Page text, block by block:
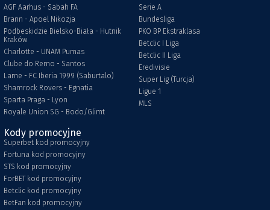
AGF Aarhus - Sabah FA
Brann - Apoel Nikozja
Podbeskidzie Bielsko-Biała - Hutnik
Kraków
Charlotte - UNAM Pumas
Clube do Remo - Santos
Larne - FC Iberia 1999 (Saburtalo)
Shamrock Rovers - Egnatia
Sparta Praga - Lyon
Royale Union SG - Bodo/Glimt
Serie A
Bundesliga
PKO BP Ekstraklasa
Betclic I Liga
Betclic II Liga
Eredivisie
Super Lig (Turcja)
Ligue 1
MLS
Kody promocyjne
Superbet kod promocyjny
Fortuna kod promocyjny
STS kod promocyjny
ForBET kod promocyjny
Betclic kod promocyjny
BetFan kod promocyjny